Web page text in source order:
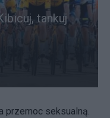
tankuj
przemoc seksualną.